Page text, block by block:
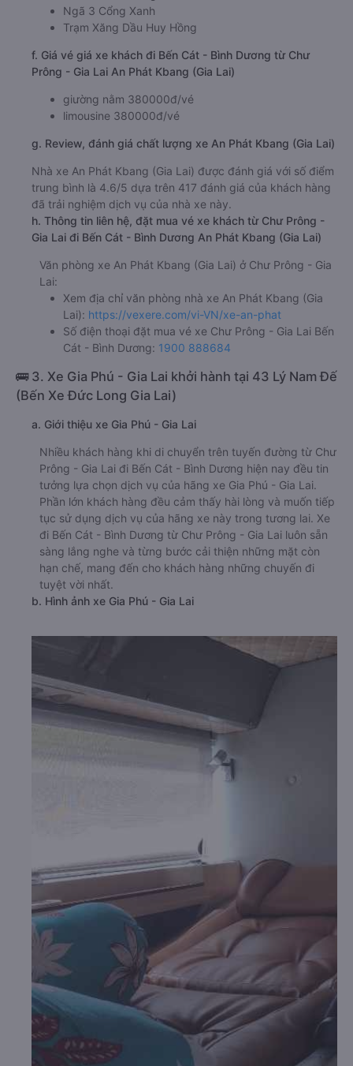
Ngã 3 Cổng Xanh
Trạm Xăng Dầu Huy Hồng
f. Giá vé giá xe khách đi Bến Cát - Bình Dương từ Chư
Prông - Gia Lai An Phát Kbang (Gia Lai)
giường nằm 380000đ/vé
limousine 380000đ/vé
g. Review, đánh giá chất lượng xe An Phát Kbang (Gia Lai)
Nhà xe An Phát Kbang (Gia Lai) được đánh giá với số điểm
trung bình là 4.6/5 dựa trên 417 đánh giá của khách hàng
đã trải nghiệm dịch vụ của nhà xe này.
h. Thông tin liên hệ, đặt mua vé xe khách từ Chư Prông -
Gia Lai đi Bến Cát - Bình Dương An Phát Kbang (Gia Lai)
Văn phòng xe An Phát Kbang (Gia Lai) ở Chư Prông - Gia
Lai:
Xem địa chỉ văn phòng nhà xe An Phát Kbang (Gia
Lai): https://vexere.com/vi-VN/xe-an-phat
Số điện thoại đặt mua vé xe Chư Prông - Gia Lai Bến
Cát - Bình Dương: 1900 888684
🚌 3. Xe Gia Phú - Gia Lai khởi hành tại 43 Lý Nam Đế
(Bến Xe Đức Long Gia Lai)
a. Giới thiệu xe Gia Phú - Gia Lai
Nhiều khách hàng khi di chuyển trên tuyến đường từ Chư
Prông - Gia Lai đi Bến Cát - Bình Dương hiện nay đều tin
tưởng lựa chọn dịch vụ của hãng xe Gia Phú - Gia Lai.
Phần lớn khách hàng đều cảm thấy hài lòng và muốn tiếp
tục sử dụng dịch vụ của hãng xe này trong tương lai. Xe
đi Bến Cát - Bình Dương từ Chư Prông - Gia Lai luôn sẵn
sàng lắng nghe và từng bước cải thiện những mặt còn
hạn chế, mang đến cho khách hàng những chuyến đi
tuyệt vời nhất.
b. Hình ảnh xe Gia Phú - Gia Lai